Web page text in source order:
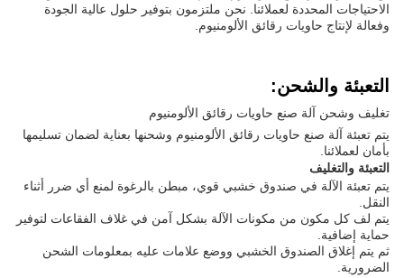
الاحتياجات المحددة لعملائنا. نحن ملتزمون بتوفير حلول عالية الجودة
وفعالة لإنتاج حاويات رقائق الألومنيوم.
التعبئة والشحن:
تغليف وشحن آلة صنع حاويات رقائق الألومنيوم
يتم تعبئة آلة صنع حاويات رقائق الألومنيوم وشحنها بعناية لضمان تسليمها
بأمان لعملائنا.
التعبئة والتغليف
يتم تعبئة الآلة في صندوق خشبي قوي، مبطن بالرغوة لمنع أي ضرر أثناء
النقل.
يتم لف كل مكون من مكونات الآلة بشكل آمن في غلاف الفقاعات لتوفير
حماية إضافية.
ثم يتم إغلاق الصندوق الخشبي ووضع علامات عليه بمعلومات الشحن
الضرورية.